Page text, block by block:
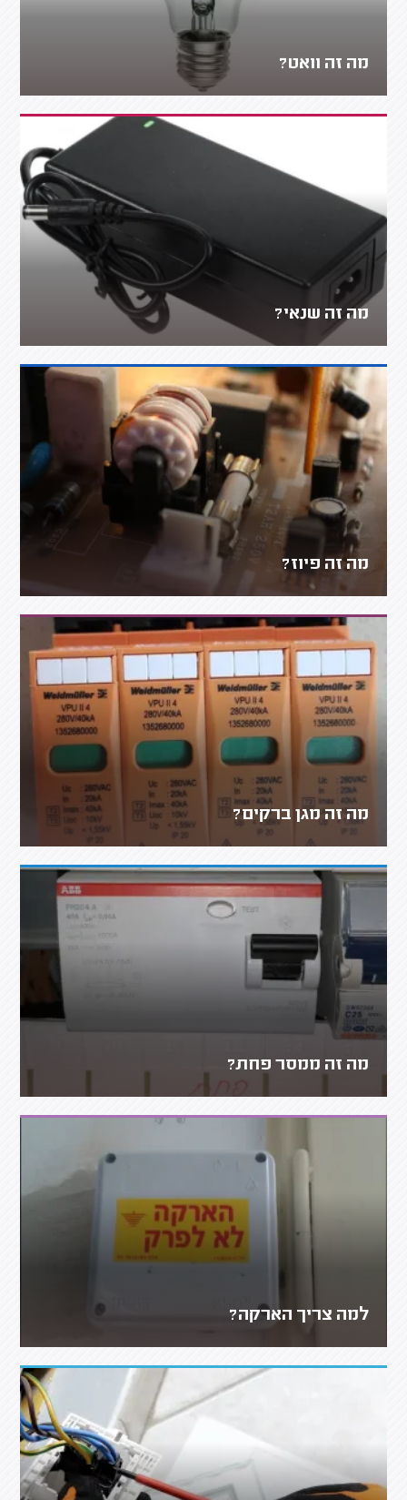
מה זה וואט?
מה זה שנאי?
מה זה פיוז?
מה זה מגן ברקים?
מה זה ממסר פחת?
למה צריך הארקה?